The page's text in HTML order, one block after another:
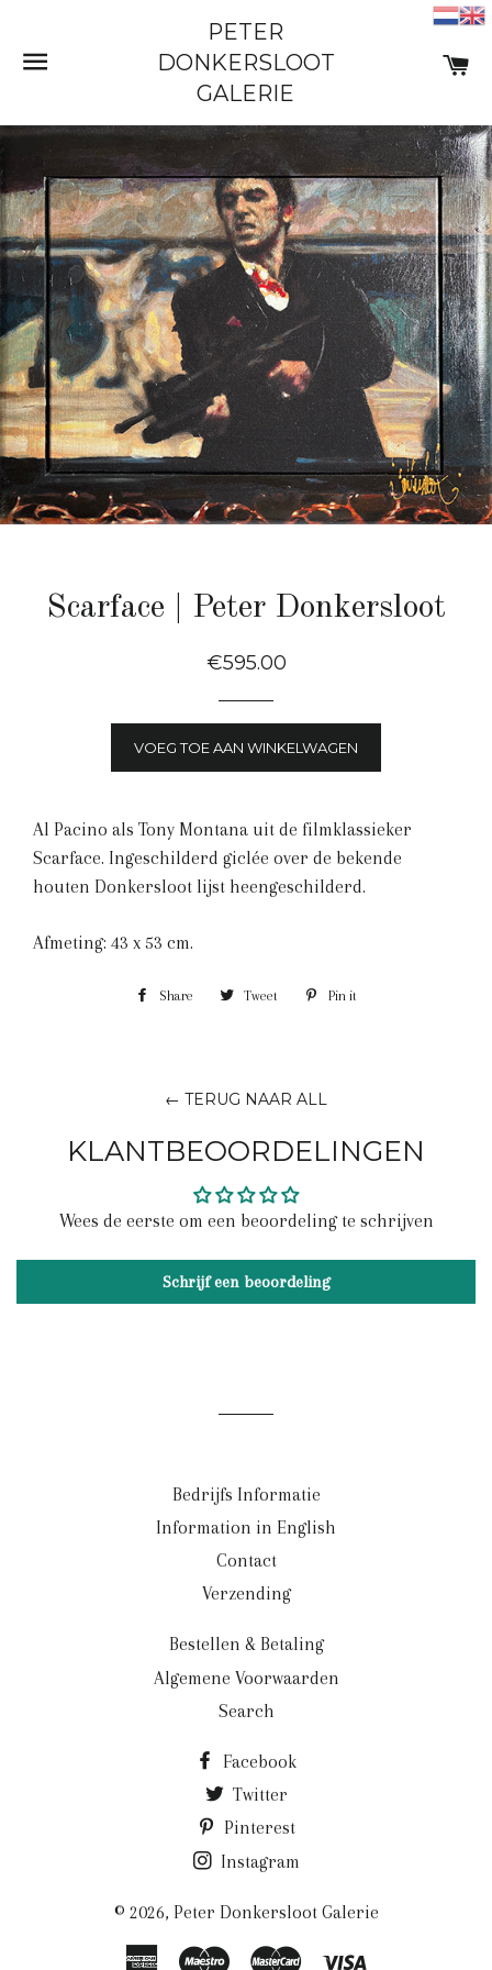
SITE NAVIGATIE
PETER
DONKERSLOOT
GALERIE
Scarface | Peter Donkersloot
Normale
€595.00
VOEG TOE AAN WINKELWAGEN
Al Pacino als Tony Montana uit de filmklassieker
Scarface. Ingeschilderd giclée over de bekende
houten Donkersloot lijst heengeschilderd.
Afmeting: 43 x 53 cm.
Share Share Tweet Tweet Pin it
← TERUG NAAR ALL
KLANTBEOORDELINGEN
Wees de eerste om een beoordeling te schrijven
Schrijf een beoordeling
Bedrijfs Informatie
Information in English
Contact
Verzending
Bestellen & Betaling
Algemene Voorwaarden
Search
Facebook
Twitter
Pinterest
Instagram
© 2026, Peter Donkersloot Galerie
American Maestro Master